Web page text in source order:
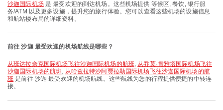
沙迦国际机场是 最受欢迎的到达机场。这些机场提供 等候区, 餐饮, 银行服
务/ATM 以及更多设施，提升您的旅行体验。您可以查看这些机场的设施信息
和航站楼布局的详细资料。
前往 沙迦 最受欢迎的机场航线是哪些？
从班达拉奈克国际机场飞往沙迦国际机场的航班, 从乔莫·肯雅塔国际机场飞往
沙迦国际机场的航班, 从哈兹拉特沙阿贾拉勒国际机场飞往沙迦国际机场的航
班 是前往 沙迦 最受欢迎的机场航线。这些航线为您的行程提供便捷的中转连
接。